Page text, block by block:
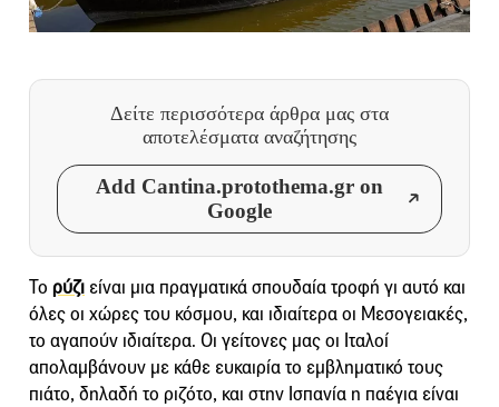
Δείτε περισσότερα άρθρα μας στα
αποτελέσματα αναζήτησης
Add Cantina.protothema.gr on
Google
Το ρύζι είναι μια πραγματικά σπουδαία τροφή γι αυτό και
όλες οι χώρες του κόσμου, και ιδιαίτερα οι Μεσογειακές,
το αγαπούν ιδιαίτερα. Οι γείτονες μας οι Ιταλοί
απολαμβάνουν με κάθε ευκαιρία το εμβληματικό τους
πιάτο, δηλαδή το ριζότο, και στην Ισπανία η παέγια είναι